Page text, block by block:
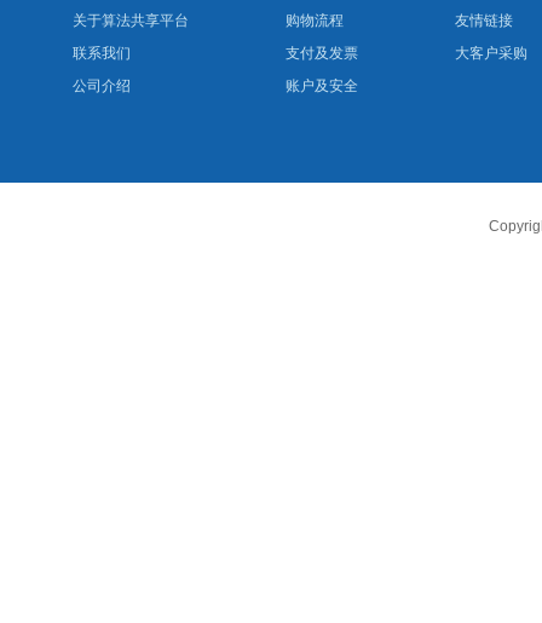
关于算法共享平台
联系我们
公司介绍
购物流程
支付及发票
账户及安全
友情链接
大客户采购